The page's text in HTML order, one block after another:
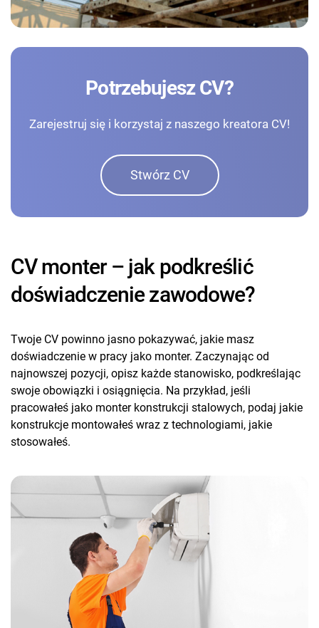
Potrzebujesz CV?
Zarejestruj się i korzystaj z naszego kreatora CV!
Stwórz CV
CV monter – jak podkreślić
doświadczenie zawodowe?
Twoje CV powinno jasno pokazywać, jakie masz
doświadczenie w pracy jako monter. Zaczynając od
najnowszej pozycji, opisz każde stanowisko, podkreślając
swoje obowiązki i osiągnięcia. Na przykład, jeśli
pracowałeś jako monter konstrukcji stalowych, podaj jakie
konstrukcje montowałeś wraz z technologiami, jakie
stosowałeś.